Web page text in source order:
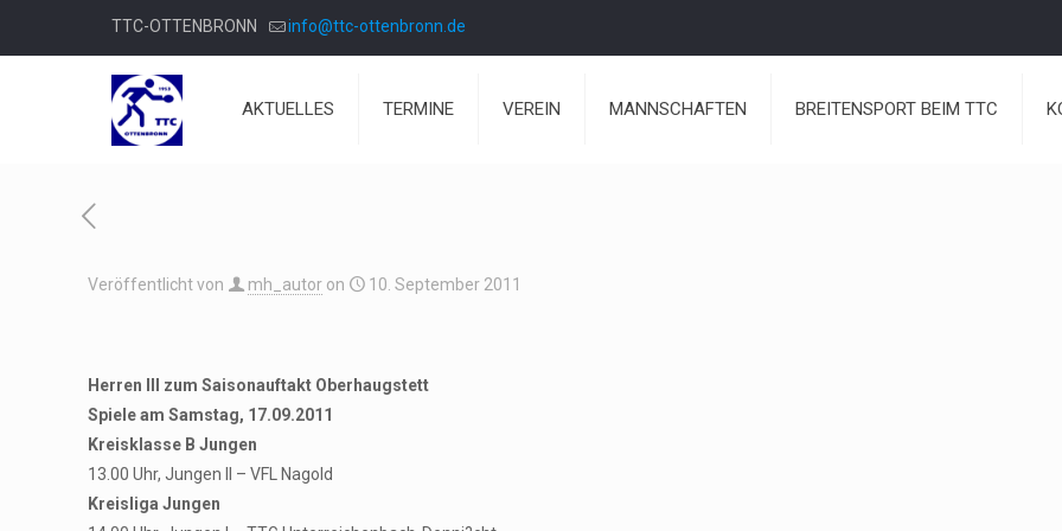
TTC-OTTENBRONN info@ttc-ottenbronn.de
AKTUELLES TERMINE VEREIN MANNSCHAFTEN BREITENSPORT BEIM TTC
Veröffentlicht von mh_autor on 10. September 2011
Herren III zum Saisonauftakt Oberhaugstett
Spiele am Samstag, 17.09.2011
Kreisklasse B Jungen
13.00 Uhr, Jungen II – VFL Nagold
Kreisliga Jungen